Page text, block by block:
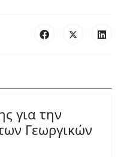
για την
Γεωργικών